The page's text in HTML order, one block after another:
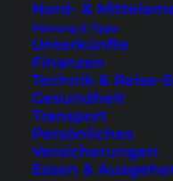
Nord- &
Planung & Tipps
Unterkünfte
Finanzen
Technik & Reise-
Gesundheit
Transport
Persönliches
Versicherungen
Essen &
Geheimtipp.